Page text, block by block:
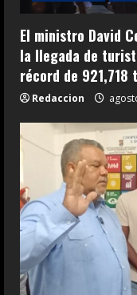
El ministro David
la llegada de
récord de 921,718
Redaccion